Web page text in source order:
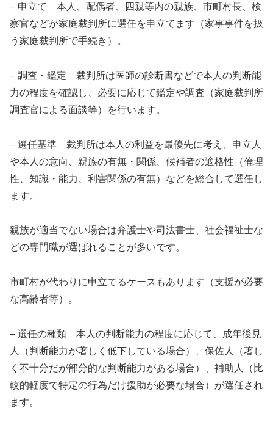
– 申立て 本人、配偶者、四親等内の親族、市町村長、検
察官などが家庭裁判所に選任を申立てます（家事事件を扱
う家庭裁判所で手続き）。
– 調査・鑑定 裁判所は医師の診断書などで本人の判断能
力の程度を確認し、必要に応じて鑑定や調査（家庭裁判所
調査官による面談等）を行います。
– 選任基準 裁判所は本人の利益を最優先に考え、申立人
や本人の意向、親族の有無・関係、候補者の適格性（倫理
性、知識・能力、利害関係の有無）などを総合して選任し
ます。
親族が適当でない場合は弁護士や司法書士、社会福祉士な
どの専門職が選ばれることが多いです。
市町村が代わりに申立てるケースもあります（支援が必要
な高齢者等）。
– 選任の種類 本人の判断能力の程度に応じて、成年後見
人（判断能力が著しく低下している場合）、保佐人（著し
く不十分だが部分的な判断能力がある場合）、補助人（比
較的軽度で特定の行為だけ援助が必要な場合）が選任され
ます。